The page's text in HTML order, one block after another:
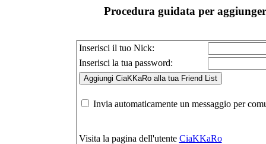
Procedura guidata per
Inserisci il tuo Nick:
Inserisci la tua password:
Invia automaticamente un messaggio per
Visita la pagina dell'utente CiaKKaRo